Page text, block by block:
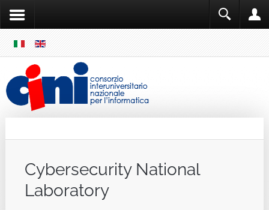
MENU
Cybersecurity National
Laboratory